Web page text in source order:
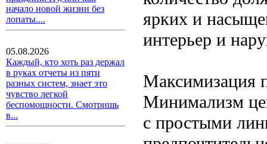
начало новой жизни без
лопаты....
05.08.2026
Каждый, кто хоть раз держал
в руках отчеты из пяти
разных систем, знает это
чувство легкой
беспомощности. Смотришь
в...
ярких и
интерьер и
Максимизация
Минимализм
с простыми